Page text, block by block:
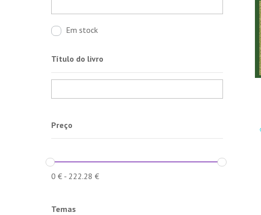
Em stock
Título do livro
Preço
0 €- 222.28 €
Temas